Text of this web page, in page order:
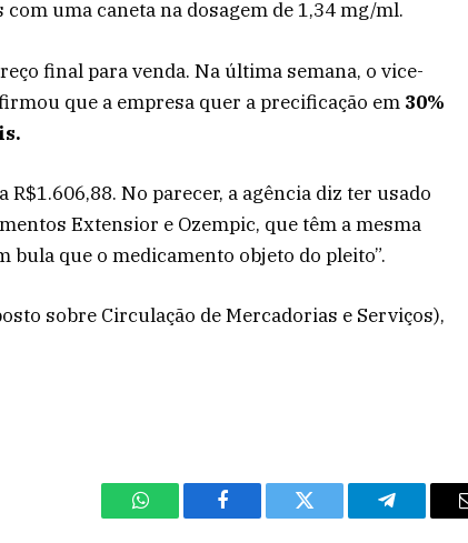
com uma caneta na dosagem de 1,34 mg/ml.
final para venda. Na última semana, o vice-
que a empresa quer a precificação em 30%
R$1.606,88. No parecer, a agência diz ter usado
Extensior e Ozempic, que têm a mesma
bula que o medicamento objeto do pleito”.
sobre Circulação de Mercadorias e Serviços),
WhatsAppFacebook Twitter Telegram